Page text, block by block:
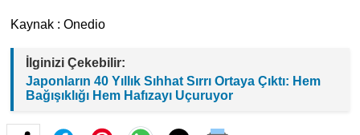
Kaynak : Onedio
İlginizi Çekebilir:
Japonların 40 Yıllık Sıhhat Sırrı Ortaya Çıktı: Hem
Bağışıklığı Hem Hafızayı Uçuruyor